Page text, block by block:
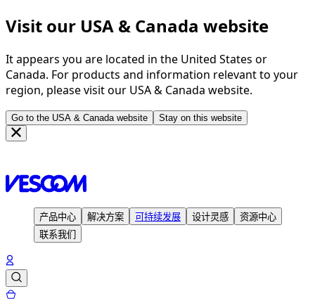
Visit our USA & Canada website
It appears you are located in the United States or
Canada. For products and information relevant to your
region, please visit our USA & Canada website.
Go to the USA & Canada website Stay on this website
产品中心 解决方案 可持续发展 设计灵感
资源中心
联系我们